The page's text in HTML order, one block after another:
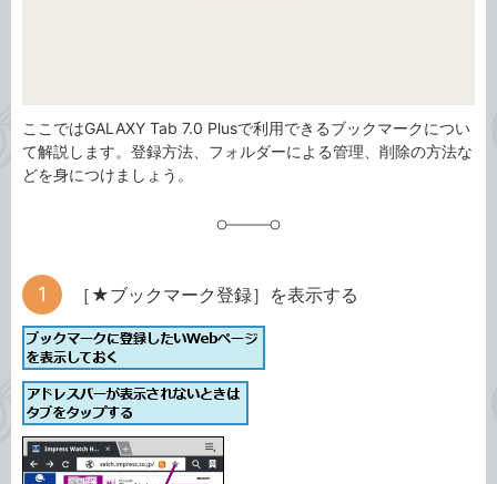
ここではGALAXY Tab 7.0 Plusで利用できるブックマークについ
て解説します。登録方法、フォルダーによる管理、削除の方法な
どを身につけましょう。
［★ブックマーク登録］を表示する